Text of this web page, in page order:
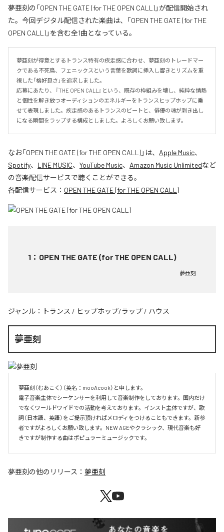
夢亜刻の「OPEN THE GATE (for THE OPEN CALL)」が配信開始され
た。今回デジタル配信された楽曲は、「OPEN THE GATE (for THE
OPEN CALL)」を含む全1曲となっている。
夢亜刻が得意とするトランス特有の疾走感に合わせ、夢亜刻のトレードマー
クである不死鳥、フェニックスという言葉を歌詞に挿入し響きとリズムを重
視した「格好良さ」を追求しました。
応募にあたり、『THE OPEN CALL』という、既存の枠組みを壊し、純粋な情熱
と個性を解き放つオーディションのエネルギーをトランスヒップホップに乗
せて表現しました。疾走感のあるトランスのビートと、俳優の魂が剥き出し
になる瞬間をラップする構成としました。よろしくお願い致します。
なお「OPEN THE GATE (for THE OPEN CALL)」は、 Apple Music、
Spotify、 LINE MUSIC、 YouTube Music、 Amazon Music Unlimitedなど
の音楽配信サービスで聴くことができる。
各配信サービス： OPEN THE GATE (for THE OPEN CALL)
1 ： OPEN THE GATE (for THE OPEN CALL)
夢亜刻
ジャンル： トランス / ヒップホップ/ラップ / ハウス
夢亜刻
夢亜刻（むあこく）（英名：mooAcook）と申します。
電子音楽主体でシーケンサーを利用して音楽制作をしております。国内だけ
でなくワールドワイドでの活動を考えております。インスト主体ですが、歌
詞（日本語、英語）をご提示頂ければメロディをつけることもできます。新参
者ですがよろしくお願い致します。NEW AGEやクラシック、現代音楽も好
きですが制作する曲はポピュラーミュージックです。
夢亜刻 の他のリリース： 夢亜刻